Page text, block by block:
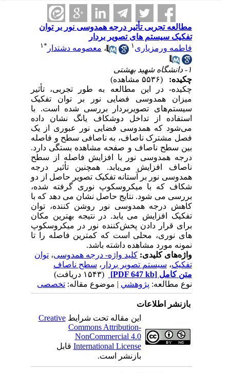
مطالعه تجربی تأثیر درجه همدوسی نور بر توان
تفکیک سیستم های تصویر بردار
فاطمه ورمزیاری۱ ،معصومه دشتدار* ۱
چکیده:
چکیده- در این مطالعه به طور تجربی، تأثیر
میزان همدوسی فضایی نور بر توان تفکیک
سیستم‌های تصویربردار بررسی شده است. با
استفاده از تداخل دوشکاف یانگ نشان داده
می‌شود که همدوسی فضایی نور عبوری از یک
فصل مشترک ناصاف، به ناصافی سطح و فاصله
بین سطح ناصاف و صفحه مشاهده بستگی دارد.
درجه همدوسی نور با افزایش فاصله از سطح
ناصاف افزایش می‌یابد. همچنین تأثیر درجه
همدوسی نور بر آستانه تفکیک تصویر حاصل از دو
شکاف که با میکروسکوپ نوری گرفته شده،
بررسی می شود. نتایج حاصل نشان می دهد که با
کاهش درجه همدوسی نور روشن کننده، توان
تفکیک افزایش می یابد. در نتیجه بهترین مکان
برای قرار دادن پخش‌کننده نور در میکروسکوپ
های نوری، محلی است که کمترین فاصله را تا
نمونه مورد مشاهده داشته باشد.
واژه‌های کلیدی:کلید واژه- درجه همدوسی،توان
تفکیک،سیستم تصویر بردار ، سطح ناصاف
متن کامل[PDF 647 kb]
نوع مطالعه:پژوهشي| موضوع مقاله:تخصصی
بازنشر اطلاعات
این مقاله تحت شرایطCreative
Commons Attribution-
NonCommercial 4.0
International Licenseقابل
بازنشر است.